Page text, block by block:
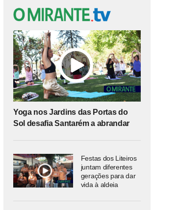
Yoga nos Jardins das Portas do
Sol desafia Santarém a abrandar
Festas dos Liteiros
juntam diferentes
gerações para dar
vida à aldeia